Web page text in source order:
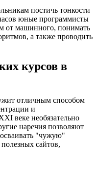
постичь тонкости
юные программисты
от машинного, понимать
а также проводить
курсов в
отличным способом
и
веке необязательно
наречия позволяют
осваивать "чужую"
сайтов,